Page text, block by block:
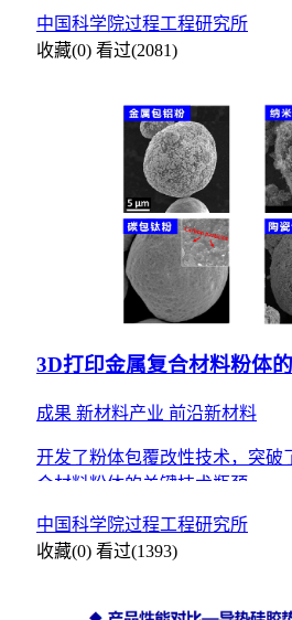
中国科学院过程工程研究所
收藏(0) 看过(2081)
3D打印金属复合材料粉体
成果 新材料产业 前沿新材料
开发了粉体包覆改性技术，突破
合材料粉体的关键技术瓶颈。
中国科学院过程工程研究所
收藏(0) 看过(1393)